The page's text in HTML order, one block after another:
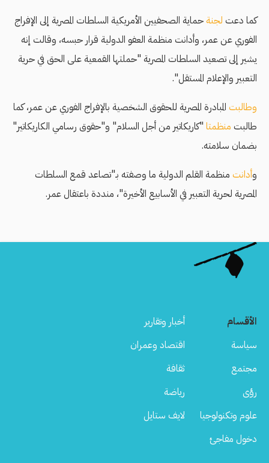
كما دعت لجنة حماية الصحفيين الأمريكية السلطات المصرية إلى الإفراج
الفوري عن عمر، وأدانت منظمة العفو الدولية قرار حبسه، وقالت إنه
يشير إلى تصعيد السلطات المصرية "حملتها القمعية على الحق في حرية
التعبير والإعلام المستقل".
وطالبت المبادرة المصرية للحقوق الشخصية بالإفراج الفوري عن عمر، كما
طالبت منظمتا "كاريكاتير من أجل السلام" و"حقوق رسامي الكاريكاتير"
بضمان سلامته.
وأدانت منظمة القلم الدولية ما وصفته بـ"تصاعد قمع السلطات
المصرية لحرية التعبير في الأسابيع الأخيرة"، منددة باعتقال عمر.
الأقسام
أخبار وتقارير
سياسة
اقتصاد وعمران
مجتمع
ثقافة
رؤى
رياضة
علوم وتكنولوجيا
لايف ستايل
دخول مفاجئ